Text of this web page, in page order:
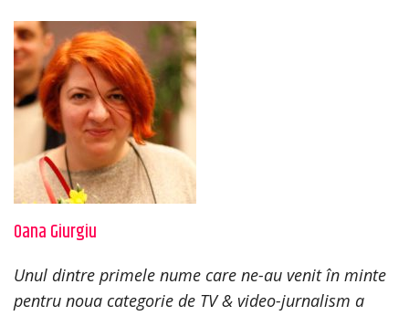
Oana Giurgiu
Unul dintre primele nume care ne-au venit în minte
pentru noua categorie de TV & video-jurnalism a